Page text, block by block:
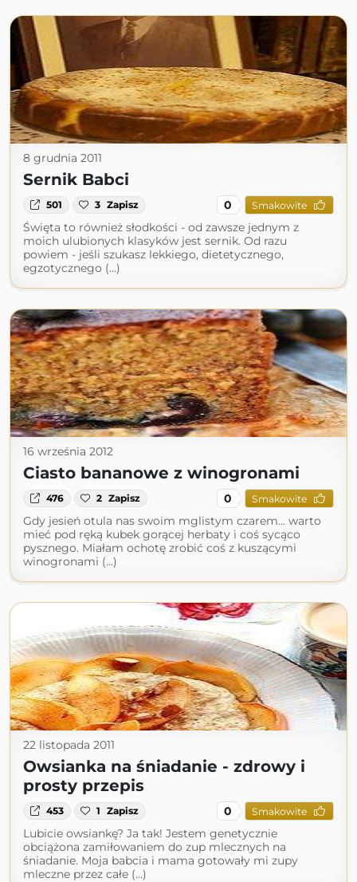
8 grudnia 2011
Sernik Babci
501 3 Zapisz 0 Smakowite
Święta to również słodkości - od zawsze jednym z
moich ulubionych klasyków jest sernik. Od razu
powiem - jeśli szukasz lekkiego, dietetycznego,
egzotycznego (...)
16 września 2012
Ciasto bananowe z winogronami
476 2 Zapisz 0 Smakowite
Gdy jesień otula nas swoim mglistym czarem... warto
mieć pod ręką kubek gorącej herbaty i coś sycąco
pysznego. Miałam ochotę zrobić coś z kuszącymi
winogronami (...)
22 listopada 2011
Owsianka na śniadanie - zdrowy i
prosty przepis
453 1 Zapisz 0 Smakowite
Lubicie owsiankę? Ja tak! Jestem genetycznie
obciążona zamiłowaniem do zup mlecznych na
śniadanie. Moja babcia i mama gotowały mi zupy
mleczne przez całe (...)